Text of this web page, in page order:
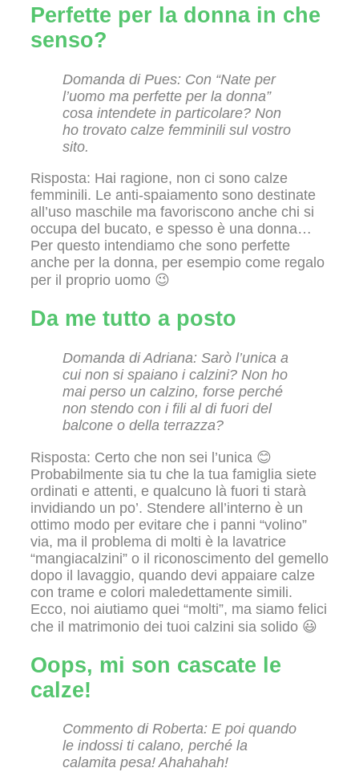
Perfette per la donna in che
senso?
Domanda di Pues: Con “Nate per
l’uomo ma perfette per la donna”
cosa intendete in particolare? Non
ho trovato calze femminili sul vostro
sito.
Risposta: Hai ragione, non ci sono calze
femminili. Le anti-spaiamento sono destinate
all’uso maschile ma favoriscono anche chi si
occupa del bucato, e spesso è una donna…
Per questo intendiamo che sono perfette
anche per la donna, per esempio come regalo
per il proprio uomo 😉
Da me tutto a posto
Domanda di Adriana: Sarò l’unica a
cui non si spaiano i calzini? Non ho
mai perso un calzino, forse perché
non stendo con i fili al di fuori del
balcone o della terrazza?
Risposta: Certo che non sei l’unica 😊
Probabilmente sia tu che la tua famiglia siete
ordinati e attenti, e qualcuno là fuori ti starà
invidiando un po’. Stendere all’interno è un
ottimo modo per evitare che i panni “volino”
via, ma il problema di molti è la lavatrice
“mangiacalzini” o il riconoscimento del gemello
dopo il lavaggio, quando devi appaiare calze
con trame e colori maledettamente simili.
Ecco, noi aiutiamo quei “molti”, ma siamo felici
che il matrimonio dei tuoi calzini sia solido 😃
Oops, mi son cascate le
calze!
Commento di Roberta: E poi quando
le indossi ti calano, perché la
calamita pesa! Ahahahah!